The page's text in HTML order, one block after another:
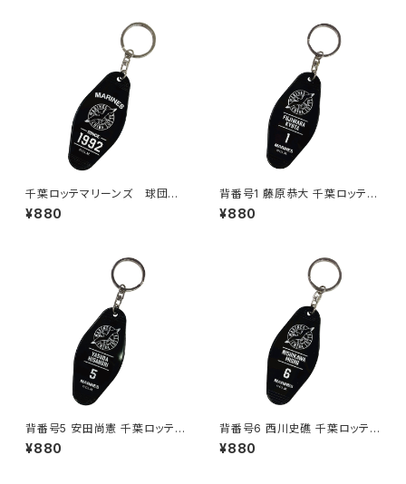
千葉ロッテマリーンズ 球団モ
ーテルキーホルダー
¥880
背番号1 藤原恭大 千葉ロッテマ
リーンズ 選手モーテルキーホル
ダー
¥880
背番号5 安田尚憲 千葉ロッテマ
リーンズ 選手モーテルキーホル
ダー
¥880
背番号6 西川史礁 千葉ロッテマ
リーンズ 選手モーテルキーホル
ダー
¥880